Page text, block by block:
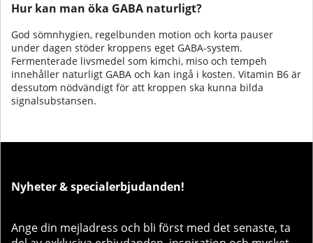
Hur kan man öka GABA naturligt?
God sömnhygien, regelbunden motion och korta pauser
under dagen stöder kroppens eget GABA-system.
Fermenterade livsmedel som kimchi, miso och tempeh
innehåller naturligt GABA och kan ingå i kosten. Vitamin B6 är
dessutom nödvändigt för att kroppen ska kunna bilda
signalsubstansen.
Nyheter & specialerbjudanden!
Ange din mejladress och bli först med det senaste, ta